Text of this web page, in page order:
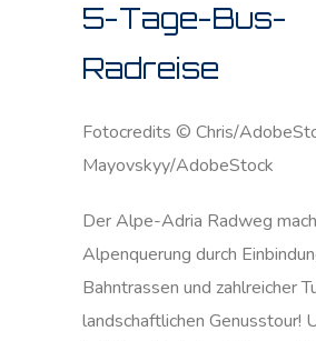
5-Tage-Bus-
Radreise
Fotocredits © Chris/
Mayovskyy/AdobeStock
Der Alpe-Adria Radweg
Alpenquerung durch
Bahntrassen und zahlreicher
landschaftlichen Genusstour!